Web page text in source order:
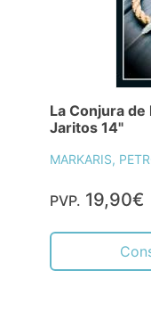
La Conjura
Jaritos 14"
MARKARIS,
PVP. 19,90€